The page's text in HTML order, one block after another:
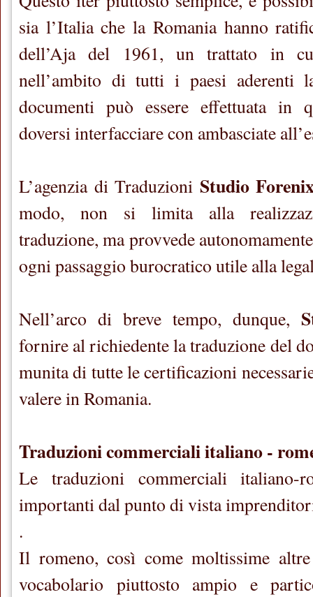
sia l’Italia che la Romania hanno
dell’Aja del 1961, un trattato in
nell’ambito di tutti i paesi aderenti
documenti può essere effettuata in
doversi interfacciare con ambasciate
L’agenzia di Traduzioni Studio
modo, non si limita alla
traduzione, ma provvede
ogni passaggio burocratico utile alla
Nell’arco di breve tempo, dunque,
fornire al richiedente la traduzione del
munita di tutte le certificazioni
valere in Romania.
Traduzioni commerciali italiano -
Le traduzioni commerciali italiano-
importanti dal punto di vista
.
Il romeno, così come moltissime
vocabolario piuttosto ampio e